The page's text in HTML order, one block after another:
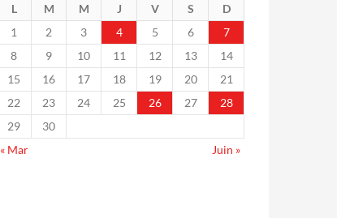
L M M J V S
D
1
2 3 4 5 6
7
8
9 10 11 12 13
14
15
16 17 18 19 20
21
22
23 24 25 26 27
28
29
30
« Mar
Juin »